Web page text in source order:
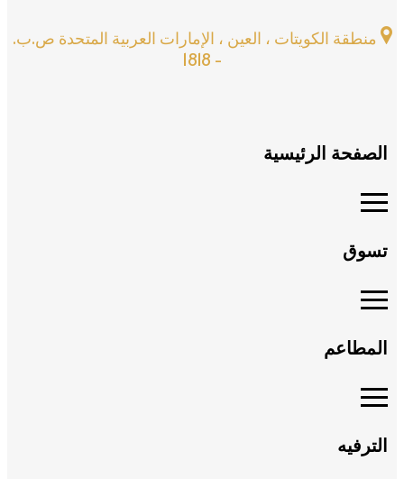
منطقة الكويتات ، العين ، الإمارات العربية المتحدة ص.ب.
- 1818
الصفحة الرئيسية
تسوق
المطاعم
الترفيه